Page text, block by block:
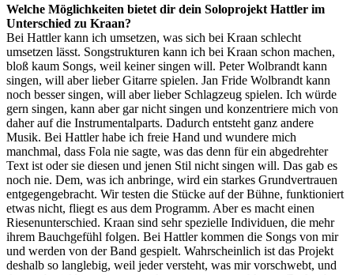
Welche Möglichkeiten bietet dir dein Soloprojekt Hattler im
Unterschied zu Kraan?
Bei Hattler kann ich umsetzen, was sich bei Kraan schlecht
umsetzen lässt. Songstrukturen kann ich bei Kraan schon machen,
bloß kaum Songs, weil keiner singen will. Peter Wolbrandt kann
singen, will aber lieber Gitarre spielen. Jan Fride Wolbrandt kann
noch besser singen, will aber lieber Schlagzeug spielen. Ich würde
gern singen, kann aber gar nicht singen und konzentriere mich von
daher auf die Instrumentalparts. Dadurch entsteht ganz andere
Musik. Bei Hattler habe ich freie Hand und wundere mich
manchmal, dass Fola nie sagte, was das denn für ein abgedrehter
Text ist oder sie diesen und jenen Stil nicht singen will. Das gab es
noch nie. Dem, was ich anbringe, wird ein starkes Grundvertrauen
entgegengebracht. Wir testen die Stücke auf der Bühne, funktioniert
etwas nicht, fliegt es aus dem Programm. Aber es macht einen
Riesenunterschied. Kraan sind sehr spezielle Individuen, die mehr
ihrem Bauchgefühl folgen. Bei Hattler kommen die Songs von mir
und werden von der Band gespielt. Wahrscheinlich ist das Projekt
deshalb so langlebig, weil jeder versteht, was mir vorschwebt, und